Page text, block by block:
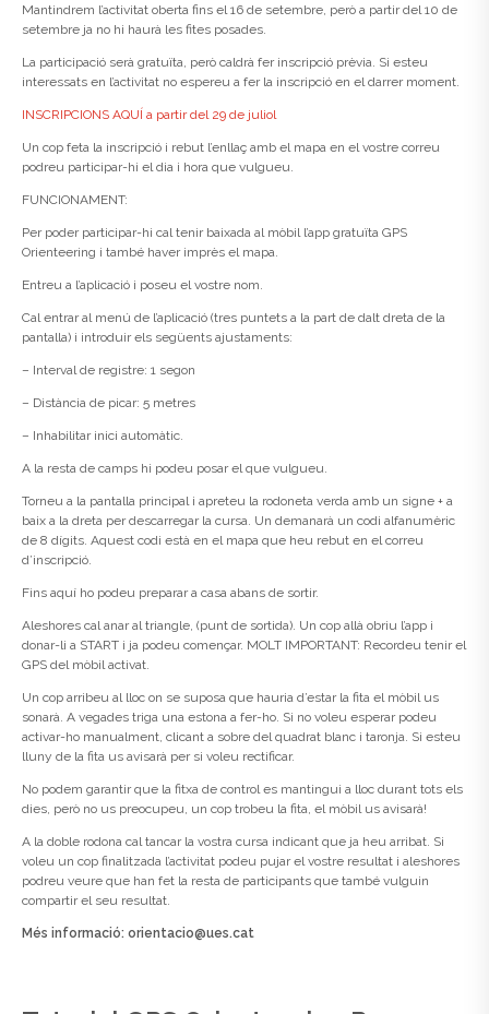
Mantindrem l’activitat oberta fins el 16 de setembre, però a partir del 10 de
setembre ja no hi haurà les fites posades.
La participació serà gratuïta, però caldrà fer inscripció prèvia. Si esteu
interessats en l’activitat no espereu a fer la inscripció en el darrer moment.
INSCRIPCIONS AQUÍ a partir del 29 de juliol
Un cop feta la inscripció i rebut l’enllaç amb el mapa en el vostre correu
podreu participar-hi el dia i hora que vulgueu.
FUNCIONAMENT:
Per poder participar-hi cal tenir baixada al mòbil l’app gratuïta GPS
Orienteering i també haver imprès el mapa.
Entreu a l’aplicació i poseu el vostre nom.
Cal entrar al menú de l’aplicació (tres puntets a la part de dalt dreta de la
pantalla) i introduir els següents ajustaments:
– Interval de registre: 1 segon
– Distància de picar: 5 metres
– Inhabilitar inici automàtic.
A la resta de camps hi podeu posar el que vulgueu.
Torneu a la pantalla principal i apreteu la rodoneta verda amb un signe + a
baix a la dreta per descarregar la cursa. Un demanarà un codi alfanumèric
de 8 dígits. Aquest codi està en el mapa que heu rebut en el correu
d’inscripció.
Fins aquí ho podeu preparar a casa abans de sortir.
Aleshores cal anar al triangle, (punt de sortida). Un cop allà obriu l’app i
donar-li a START i ja podeu començar. MOLT IMPORTANT: Recordeu tenir el
GPS del mòbil activat.
Un cop arribeu al lloc on se suposa que hauria d’estar la fita el mòbil us
sonarà. A vegades triga una estona a fer-ho. Si no voleu esperar podeu
activar-ho manualment, clicant a sobre del quadrat blanc i taronja. Si esteu
lluny de la fita us avisarà per si voleu rectificar.
No podem garantir que la fitxa de control es mantingui a lloc durant tots els
dies, però no us preocupeu, un cop trobeu la fita, el mòbil us avisarà!
A la doble rodona cal tancar la vostra cursa indicant que ja heu arribat. Si
voleu un cop finalitzada l’activitat podeu pujar el vostre resultat i aleshores
podreu veure que han fet la resta de participants que també vulguin
compartir el seu resultat.
Més informació: orientacio@ues.cat